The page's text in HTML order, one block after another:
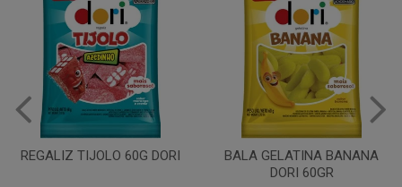
BALA GELATINA BANANA
BALA GELATINA
DORI 60GR